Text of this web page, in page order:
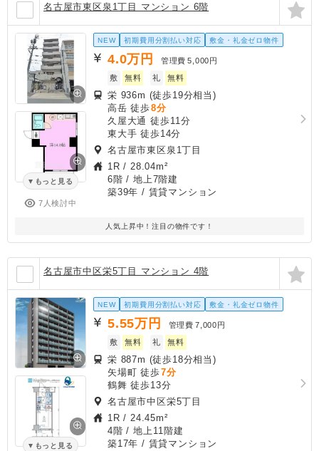
名古屋市東区泉1丁目 マンション 6階
もっと見る
7人検討中
NEW 初期費用分割払い対応 敷金・礼金ゼロ物件
4.0万円 管理費 5,000円
敷
無料 礼 無料
栄 936m (徒歩19分相当)
高岳 徒歩8分
久屋大通 徒歩11分
東大手 徒歩14分
名古屋市東区泉1丁目
1R / 28.04m²
6階 / 地上7階建
築39年 / 賃貸マンション
人気上昇中！注目の物件です！
名古屋市中区栄5丁目 マンション 4階
もっと見る
NEW 初期費用分割払い対応 敷金・礼金ゼロ物件
5.55万円 管理費 7,000円
敷
無料 礼 無料
栄 887m (徒歩18分相当)
矢場町 徒歩7分
鶴舞 徒歩13分
名古屋市中区栄5丁目
1R / 24.45m²
4階 / 地上11階建
築17年 / 賃貸マンション